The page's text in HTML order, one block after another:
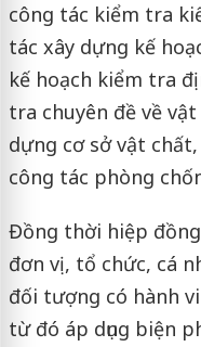
công tác kiểm tra
tác xây dựng kế
kế hoạch kiểm tra
tra chuyên đề về
dựng cơ sở vật
công tác phòng
Đồng thời hiệp
đơn vị, tổ chức, cá
đối tượng có hành
từ đó áp dụng biện